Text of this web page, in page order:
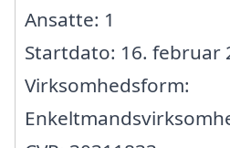
Ansatte: 1
Startdato: 16. februar
Virksomhedsform: